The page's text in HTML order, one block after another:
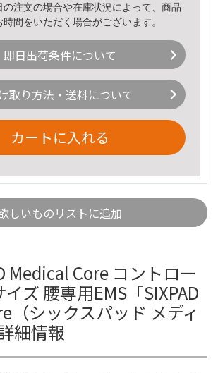
注文の場合や在庫状況によって、商品
間をいただく場合がございます。
即日出荷条件について
取り方法・送料について
カートに入れる
しいものリストに追加
Medical Core コントロー
ズ 腰専用EMS「SIXPAD
（シックスパッド メディ
細情報